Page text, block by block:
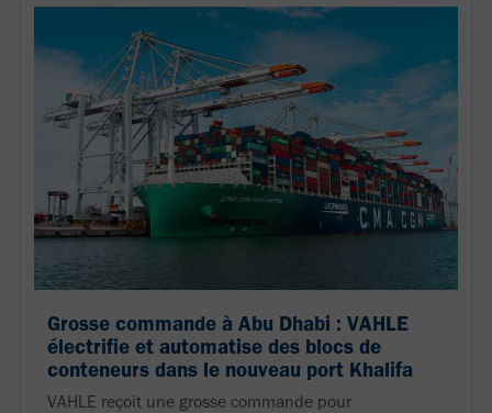
Grosse commande à Abu Dhabi : VAHLE
électrifie et automatise des blocs de
conteneurs dans le nouveau port Khalifa
VAHLE reçoit une grosse commande pour